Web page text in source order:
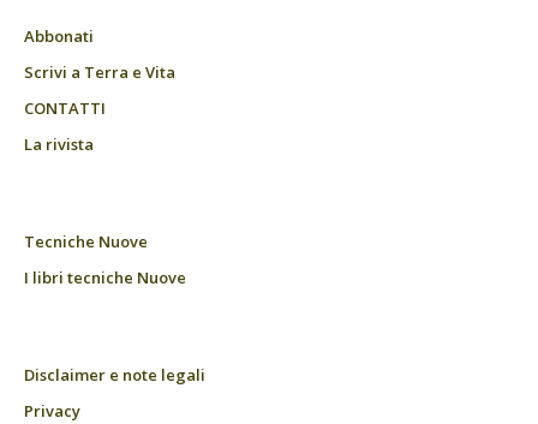
Abbonati
Scrivi a Terra e Vita
CONTATTI
La rivista
Tecniche Nuove
I libri tecniche Nuove
Disclaimer e note legali
Privacy